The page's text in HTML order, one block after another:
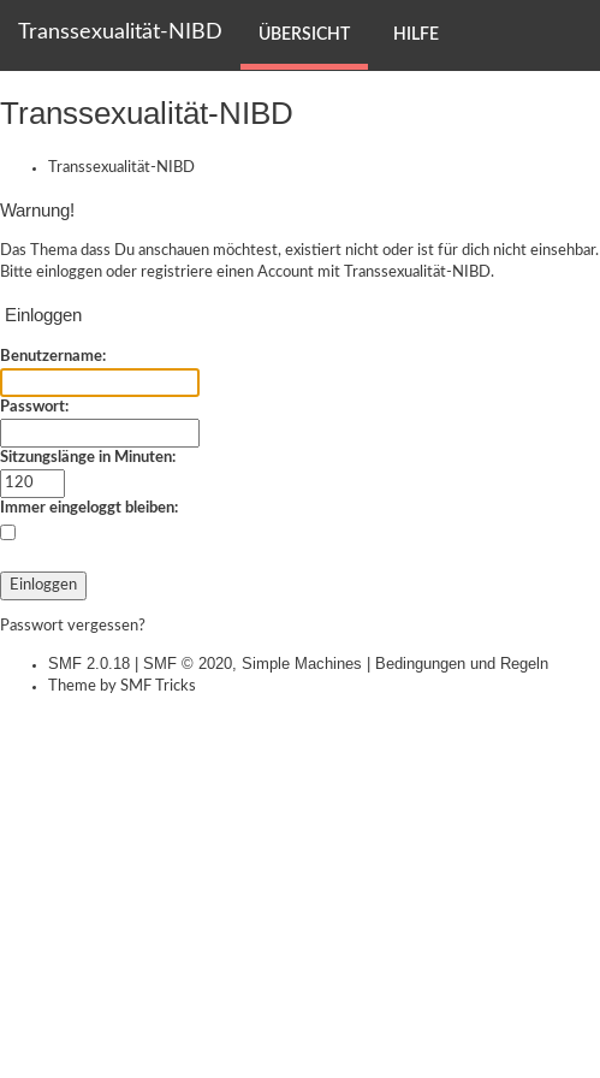
Transsexualität-NIBD ÜBERSICHT HILFE
Transsexualität-NIBD
Transsexualität-NIBD
Warnung!
Das Thema dass Du anschauen möchtest, existiert nicht oder ist für dich nicht einsehbar.
Bitte einloggen oder registriere einen Account mit Transsexualität-NIBD.
Einloggen
Benutzername:
Passwort:
Sitzungslänge in Minuten:
Immer eingeloggt bleiben:
Passwort vergessen?
SMF 2.0.18 | SMF © 2020 Simple Machines | Bedingungen und Regeln
Theme by SMF Tricks